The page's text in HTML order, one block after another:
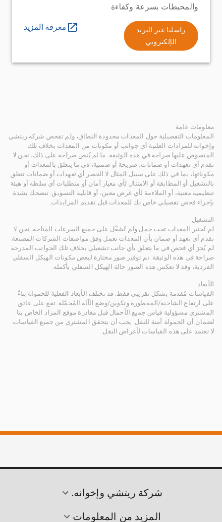
والمحيطات بسرعة وكفاءة
راسلنا عبر البريد
الإلكتروني
معرفة المزيد
معلومات عامة
المعلومات التفصيلية حول المعدات محدودة النطاق، ولم تفحص شركة ريتشي
وإخوانه للمزادات العلنية أي جوانب أو مكونات من المعدات بخلاف تلك
المنصوص عليها صراحة في هذه الوثيقة. ما لم يُنص صراحة على ذلك، نحن لا
نقدم أي تعهدات أو ضمانات، صريحة أو ضمنية، في ما يتعلق بالمعدات أو
مكوناتها، بما في ذلك على سبيل المثال لا الحصر أي تعهدات أو ضمانات تتعلق
بالتشغيل أو المطابقة أو الامتثال لأي معيار أمان أو متطلبات أي سلطة أو هيئة
تنظيمية معنية، أو الملاءمة لأي غرض معين، أو قابلية التسويق. ننصحك بشدة
بإجراء فحص تفصيلي خاص بك للمعدات قبل تقديم المزايدات.
التشغيل
لم تُختبر المعدات تحت حمل ولم تُشغَّل على جميع السرعات المتاحة. نحن لا
نقدم أي تعهد أو ضمان بأن المعدات تعمل وفق مواصفات الشركات المصنعة.
لم يُجرَ أي فحص في ما يتعلق بأي جانب تشغيلي بخلاف تلك الجوانب المدرجة
صراحة في هذه الوثيقة. تم توفير صور مختارة لبعض مكونات الهيكل السفلي
الفردية، وقد لا تعكس هذه الصور حالة الهيكل السفلي بأكمله.
الأبعاد
القياسات مُقدمة بشكل تقريبي فقط. قد تختلف الأبعاد الفعلية للحمولة بناءً
على ارتفاع الشاحنة/المقطورة وتكوين/وضع الآلة المُحمَّلة. تقع على عاتق
المشتري مسؤولية قياس جميع الأحمال قبل مغادرة موقع المزاد الخاص بنا
لضمان أن الحمولة آمنة للنقل. يجب أن يتحقق المشتري من جميع القياسات.
لا تعتمد على هذه القياسات لأغراض النقل.
شركة ريتشي وإخوانه.
المزيد من المعلومات